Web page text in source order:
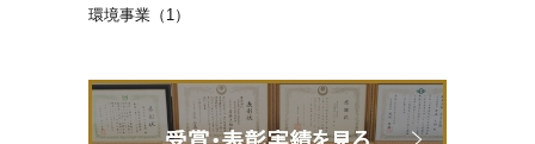
環境事業（1）